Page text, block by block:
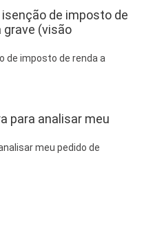
de imposto de
grave (visão
de imposto de renda a
para analisar meu
meu pedido de